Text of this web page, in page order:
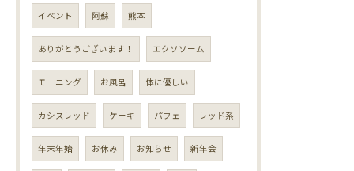
イベント 阿蘇 熊本
ありがとうございます！ エクソソーム
モーニング お風呂 体に優しい
カシスレッド ケーキ パフェ レッド系
年末年始 お休み お知らせ 新年会